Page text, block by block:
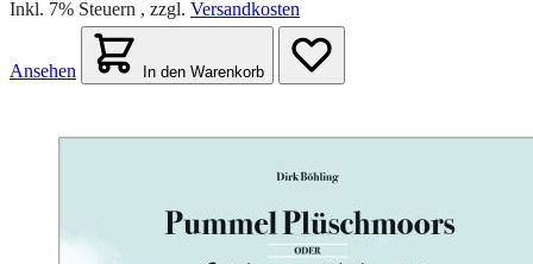
Inkl. 7% Steuern , zzgl. Versandkosten
Ansehen In den Warenkorb